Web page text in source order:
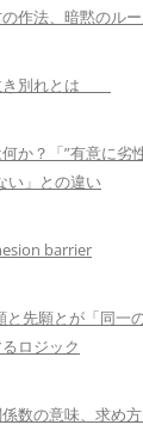
作法、暗黙のル
き別れとは
か？「”有意に劣
い」との違い
barrier
先願とが「同一
ロジック
数の意味、求め